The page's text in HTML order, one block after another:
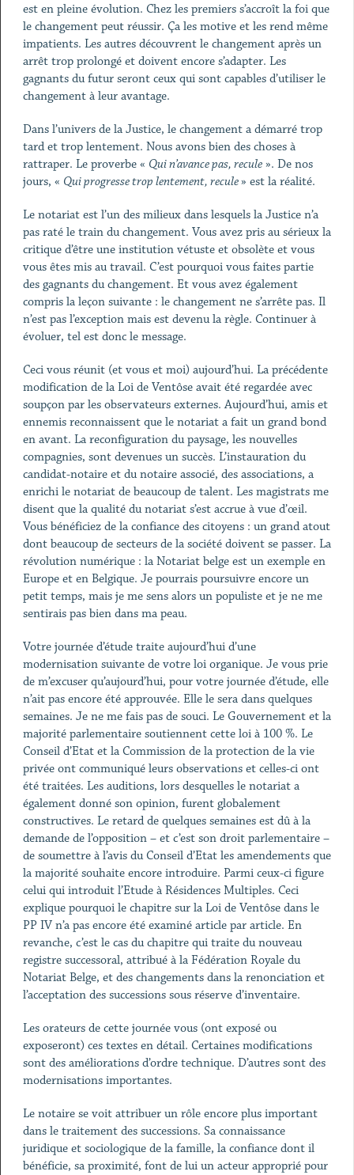
est en pleine évolution. Chez les premiers s’accroît la foi que
le changement peut réussir. Ça les motive et les rend même
impatients. Les autres découvrent le changement après un
arrêt trop prolongé et doivent encore s’adapter. Les
gagnants du futur seront ceux qui sont capables d’utiliser le
changement à leur avantage.
Dans l’univers de la Justice, le changement a démarré trop
tard et trop lentement. Nous avons bien des choses à
rattraper. Le proverbe « Qui n’avance pas, recule». De nos
jours, « Qui progresse trop lentement, recule» est la réalité.
Le notariat est l’un des milieux dans lesquels la Justice n’a
pas raté le train du changement. Vous avez pris au sérieux la
critique d’être une institution vétuste et obsolète et vous
vous êtes mis au travail. C’est pourquoi vous faites partie
des gagnants du changement. Et vous avez également
compris la leçon suivante : le changement ne s’arrête pas. Il
n’est pas l’exception mais est devenu la règle. Continuer à
évoluer, tel est donc le message.
Ceci vous réunit (et vous et moi) aujourd’hui. La précédente
modification de la Loi de Ventôse avait été regardée avec
soupçon par les observateurs externes. Aujourd’hui, amis et
ennemis reconnaissent que le notariat a fait un grand bond
en avant. La reconfiguration du paysage, les nouvelles
compagnies, sont devenues un succès. L’instauration du
candidat-notaire et du notaire associé, des associations, a
enrichi le notariat de beaucoup de talent. Les magistrats me
disent que la qualité du notariat s’est accrue à vue d’œil.
Vous bénéficiez de la confiance des citoyens : un grand atout
dont beaucoup de secteurs de la société doivent se passer. La
révolution numérique : la Notariat belge est un exemple en
Europe et en Belgique. Je pourrais poursuivre encore un
petit temps, mais je me sens alors un populiste et je ne me
sentirais pas bien dans ma peau.
Votre journée d’étude traite aujourd’hui d’une
modernisation suivante de votre loi organique. Je vous prie
de m’excuser qu’aujourd’hui, pour votre journée d’étude, elle
n’ait pas encore été approuvée. Elle le sera dans quelques
semaines. Je ne me fais pas de souci. Le Gouvernement et la
majorité parlementaire soutiennent cette loi à 100 %. Le
Conseil d’Etat et la Commission de la protection de la vie
privée ont communiqué leurs observations et celles-ci ont
été traitées. Les auditions, lors desquelles le notariat a
également donné son opinion, furent globalement
constructives. Le retard de quelques semaines est dû à la
demande de l’opposition – et c’est son droit parlementaire –
de soumettre à l’avis du Conseil d’Etat les amendements que
la majorité souhaite encore introduire. Parmi ceux-ci figure
celui qui introduit l’Etude à Résidences Multiples. Ceci
explique pourquoi le chapitre sur la Loi de Ventôse dans le
PP IV n’a pas encore été examiné article par article. En
revanche, c’est le cas du chapitre qui traite du nouveau
registre successoral, attribué à la Fédération Royale du
Notariat Belge, et des changements dans la renonciation et
l’acceptation des successions sous réserve d’inventaire.
Les orateurs de cette journée vous (ont exposé ou
exposeront) ces textes en détail. Certaines modifications
sont des améliorations d’ordre technique. D’autres sont des
modernisations importantes.
Le notaire se voit attribuer un rôle encore plus important
dans le traitement des successions. Sa connaissance
juridique et sociologique de la famille, la confiance dont il
bénéficie, sa proximité, font de lui un acteur approprié pour